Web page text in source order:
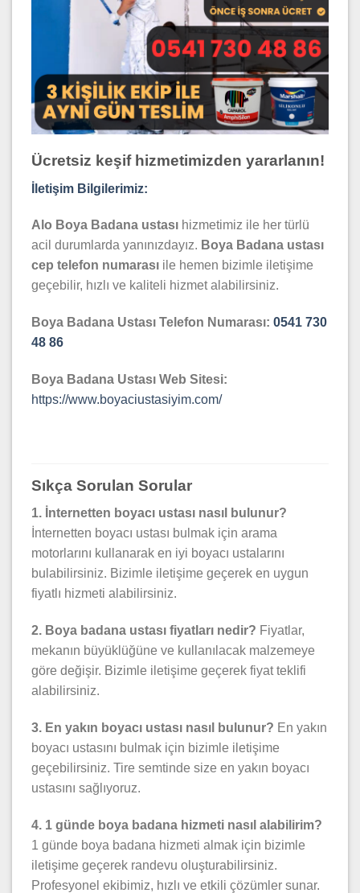
Ücretsiz keşif hizmetimizden yararlanın!
İletişim Bilgilerimiz:
Alo Boya Badana ustası hizmetimiz ile her türlü
acil durumlarda yanınızdayız. Boya Badana ustası
cep telefon numarası ile hemen bizimle iletişime
geçebilir, hızlı ve kaliteli hizmet alabilirsiniz.
Boya Badana Ustası Telefon Numarası: 0541 730
48 86
Boya Badana Ustası Web Sitesi:
https://www.boyaciustasiyim.com/
Sıkça Sorulan Sorular
1. İnternetten boyacı ustası nasıl bulunur?
İnternetten boyacı ustası bulmak için arama
motorlarını kullanarak en iyi boyacı ustalarını
bulabilirsiniz. Bizimle iletişime geçerek en uygun
fiyatlı hizmeti alabilirsiniz.
2. Boya badana ustası fiyatları nedir? Fiyatlar,
mekanın büyüklüğüne ve kullanılacak malzemeye
göre değişir. Bizimle iletişime geçerek fiyat teklifi
alabilirsiniz.
3. En yakın boyacı ustası nasıl bulunur? En yakın
boyacı ustasını bulmak için bizimle iletişime
geçebilirsiniz. Tire semtinde size en yakın boyacı
ustasını sağlıyoruz.
4. 1 günde boya badana hizmeti nasıl alabilirim?
1 günde boya badana hizmeti almak için bizimle
iletişime geçerek randevu oluşturabilirsiniz.
Profesyonel ekibimiz, hızlı ve etkili çözümler sunar.